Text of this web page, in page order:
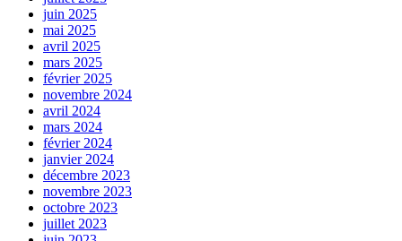
juin 2025
mai 2025
avril 2025
mars 2025
février 2025
novembre 2024
avril 2024
mars 2024
février 2024
janvier 2024
décembre 2023
novembre 2023
octobre 2023
juillet 2023